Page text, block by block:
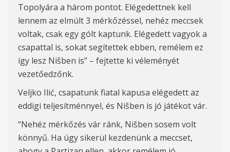
Topolyára a három pontot. Elégedettnek kell
lennem az elmúlt 3 mérkőzéssel, nehéz meccsek
voltak, csak egy gólt kaptunk. Elégedett vagyok a
csapattal is, sokat segítettek ebben, remélem ez
így lesz Nišben is” – fejtette ki véleményét
vezetőedzőnk.
Veljko Ilić, csapatunk fiatal kapusa elégedett az
eddigi teljesítménnyel, és Nišben is jó játékot vár.
“Nehéz mérkőzés vár ránk, Nišben sosem volt
könnyű. Ha úgy sikerül kezdenünka meccset,